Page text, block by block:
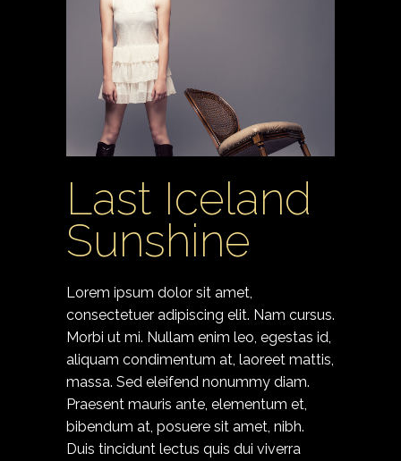
Last Iceland
Sunshine
Lorem ipsum dolor sit amet,
consectetuer adipiscing elit. Nam cursus.
Morbi ut mi. Nullam enim leo, egestas id,
aliquam condimentum at, laoreet mattis,
massa. Sed eleifend nonummy diam.
Praesent mauris ante, elementum et,
bibendum at, posuere sit amet, nibh.
Duis tincidunt lectus quis dui viverra